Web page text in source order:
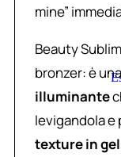
mine”
Beauty
bronzer: è
illuminante
levigandola e
texture in gel